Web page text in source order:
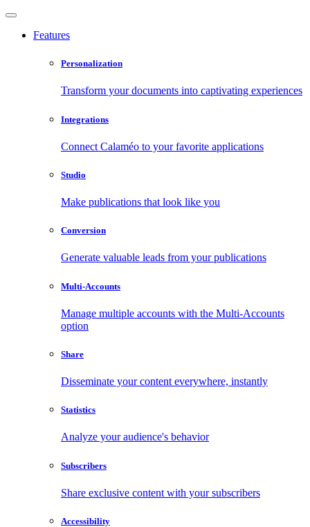
Features
Personalization
Transform your documents into captivating experiences
Integrations
Connect Calaméo to your favorite applications
Studio
Make publications that look like you
Conversion
Generate valuable leads from your publications
Multi-Accounts
Manage multiple accounts with the Multi-Accounts
option
Share
Disseminate your content everywhere, instantly
Statistics
Analyze your audience's behavior
Subscribers
Share exclusive content with your subscribers
Accessibility